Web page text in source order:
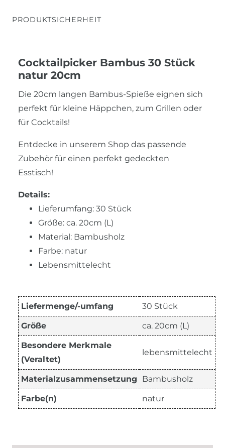
PRODUKTSICHERHEIT
Cocktailpicker Bambus 30 Stück
natur 20cm
Die 20cm langen Bambus-Spieße eignen sich
perfekt für kleine Häppchen, zum Grillen oder
für Cocktails!
Entdecke in unserem Shop das passende
Zubehör für einen perfekt gedeckten
Esstisch!
Details:
Lieferumfang: 30 Stück
Größe: ca. 20cm (L)
Material: Bambusholz
Farbe: natur
Lebensmittelecht
Liefermenge/-umfang 30 Stück
Größe ca. 20cm (L)
Besondere Merkmale
(Veraltet)
lebensmittelecht
Materialzusammensetzung Bambusholz
Farbe(n) natur